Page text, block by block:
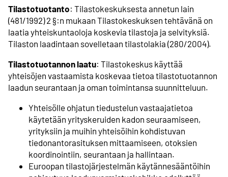
Tilastotuotanto: Tilastokeskuksesta annetun lain
(481/1992) 2 §:n mukaan Tilastokeskuksen tehtävänä on
laatia yhteiskuntaoloja koskevia tilastoja ja selvityksiä.
Tilaston laadintaan sovelletaan tilastolakia (280/2004).
Tilastotuotannon laatu: Tilastokeskus käyttää
yhteisöjen vastaamista koskevaa tietoa tilastotuotannon
laadun seurantaan ja oman toimintansa suunnitteluun.
Yhteisölle ohjatun tiedustelun vastaajatietoa
käytetään yrityskeruiden kadon seuraamiseen,
yrityksiin ja muihin yhteisöihin kohdistuvan
tiedonantorasituksen mittaamiseen, otoksien
koordinointiin, seurantaan ja hallintaan.
Euroopan tilastojärjestelmän käytännesääntöihin